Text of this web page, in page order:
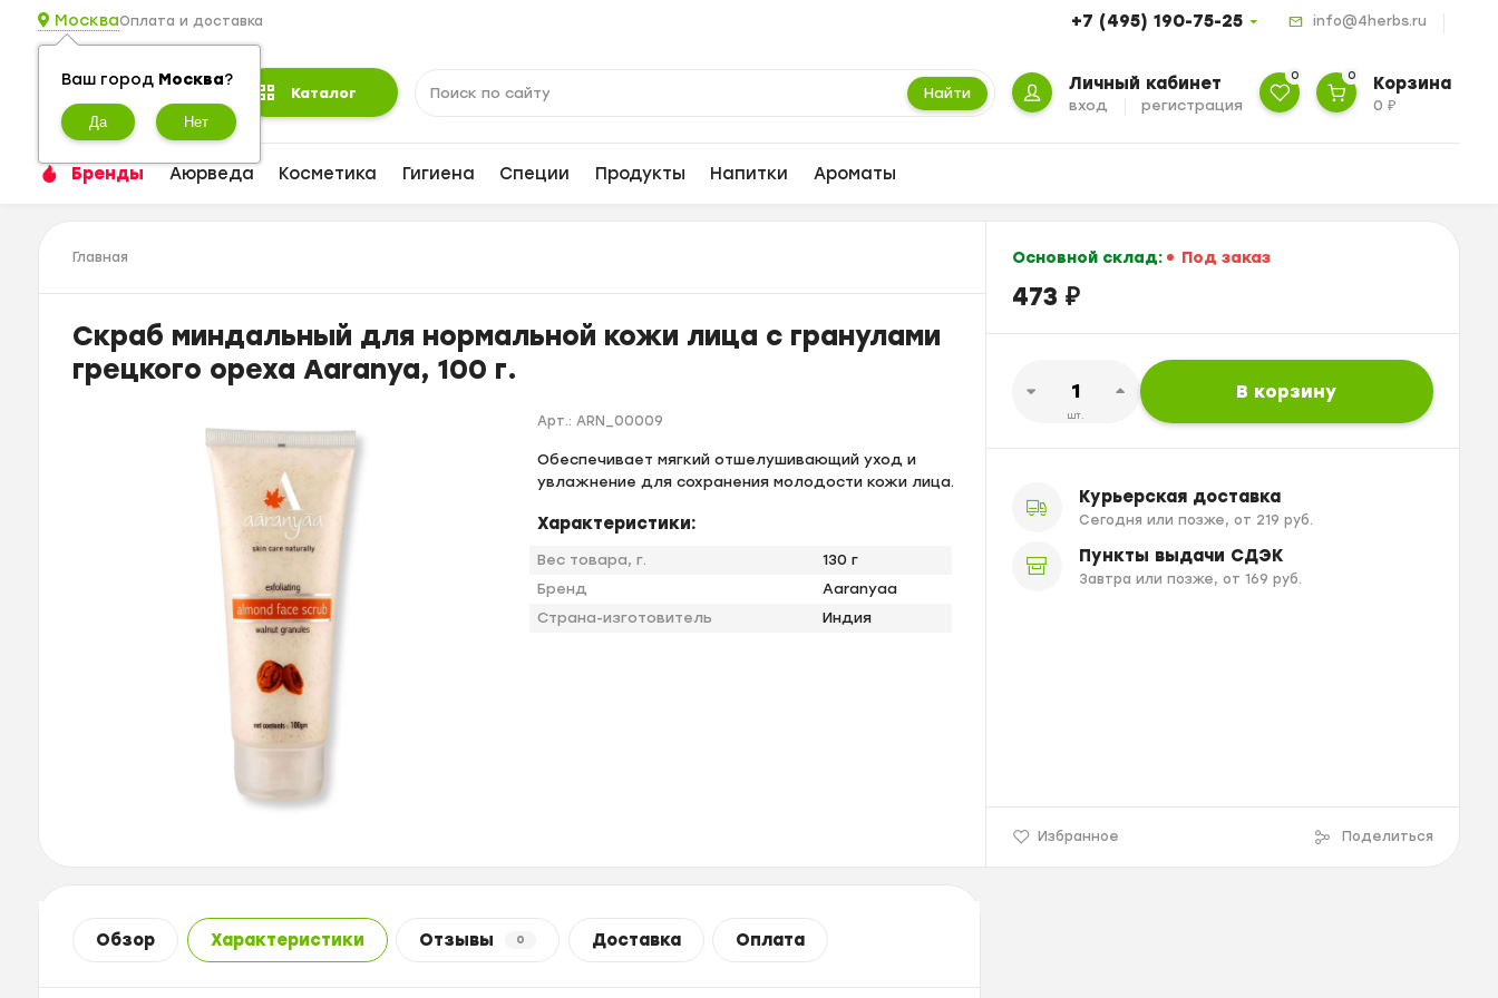
Москва
Ваш город Москва?
Оплата и доставка +7 (495) 190-75-25 info@4herbs.ru
Каталог Найти Личный кабинет
вход регистрация
0 0 Корзина
0₽
Бренды Аюрведа Косметика Гигиена Специи Продукты Напитки Ароматы
Главная
Скраб миндальный для нормальной кожи лица с гранулами
грецкого ореха Aaranya, 100 г.
Арт.:ARN_00009
Обеспечивает мягкий отшелушивающий уход и
увлажнение для сохранения молодости кожи лица.
Характеристики:
Вес товара, г.
130 г
Бренд
Aaranyaa
Страна-изготовитель
Индия
Основной склад: Под заказ
473 ₽
шт.
В корзину
Курьерская доставка
Сегодня или позже, от 219 руб.
Пункты выдачи СДЭК
Завтра или позже, от 169 руб.
Избранное Поделиться
Обзор Характеристики Отзывы 0 Доставка Оплата